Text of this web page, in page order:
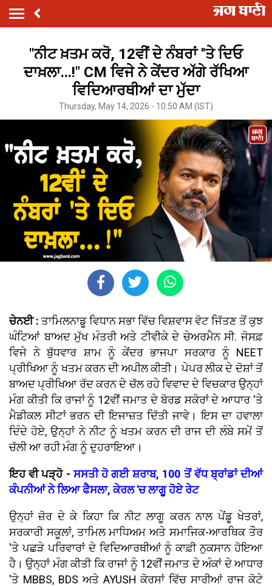
"ਨੀਟ ਖ਼ਤਮ ਕਰੋ, 12ਵੀਂ ਦੇ ਨੰਬਰਾਂ ''ਤੇ ਦਿਓ
ਦਾਖ਼ਲਾ...!" CM ਵਿਜੇ ਨੇ ਕੇਂਦਰ ਅੱਗੇ ਰੱਖਿਆ
ਵਿਦਿਆਰਥੀਆਂ ਦਾ ਮੁੱਦਾ
Thursday, May 14, 2026 - 10:50 AM (IST)
ਚੇਨਈ : ਤਾਮਿਲਨਾਡੂ ਵਿਧਾਨ ਸਭਾ ਵਿੱਚ ਵਿਸ਼ਵਾਸ ਵੋਟ ਜਿੱਤਣ ਤੋਂ ਕੁਝ
ਘੰਟਿਆਂ ਬਾਅਦ ਮੁੱਖ ਮੰਤਰੀ ਅਤੇ ਟੀਵੀਕੇ ਦੇ ਚੇਅਰਮੈਨ ਸੀ. ਜੋਸਫ਼
ਵਿਜੇ ਨੇ ਬੁੱਧਵਾਰ ਸ਼ਾਮ ਨੂੰ ਕੇਂਦਰ ਭਾਜਪਾ ਸਰਕਾਰ ਨੂੰ NEET
ਪ੍ਰੀਖਿਆ ਨੂੰ ਖਤਮ ਕਰਨ ਦੀ ਅਪੀਲ ਕੀਤੀ। ਪੇਪਰ ਲੀਕ ਦੇ ਦੋਸ਼ਾਂ ਤੋਂ
ਬਾਅਦ ਪ੍ਰੀਖਿਆ ਰੱਦ ਕਰਨ ਦੇ ਚੱਲ ਰਹੇ ਵਿਵਾਦ ਦੇ ਵਿਚਕਾਰ ਉਨ੍ਹਾਂ
ਮੰਗ ਕੀਤੀ ਕਿ ਰਾਜਾਂ ਨੂੰ 12ਵੀਂ ਜਮਾਤ ਦੇ ਬੋਰਡ ਸਕੋਰਾਂ ਦੇ ਆਧਾਰ 'ਤੇ
ਮੈਡੀਕਲ ਸੀਟਾਂ ਭਰਨ ਦੀ ਇਜਾਜ਼ਤ ਦਿੱਤੀ ਜਾਵੇ। ਇਸ ਦਾ ਹਵਾਲਾ
ਦਿੰਦੇ ਹੋਏ, ਉਨ੍ਹਾਂ ਨੇ ਨੀਟ ਨੂੰ ਖਤਮ ਕਰਨ ਦੀ ਰਾਜ ਦੀ ਲੰਬੇ ਸਮੇਂ ਤੋਂ
ਚੱਲੀ ਆ ਰਹੀ ਮੰਗ ਨੂੰ ਦੁਹਰਾਇਆ।
ਇਹ ਵੀ ਪੜ੍ਹੋ -ਸਸਤੀ ਹੋ ਗਈ ਸ਼ਰਾਬ, 100 ਤੋਂ ਵੱਧ ਬ੍ਰਾਂਡਾਂ ਦੀਆਂ
ਕੰਪਨੀਆਂ ਨੇ ਲਿਆ ਫੈਸਲਾ, ਕੇਰਲ 'ਚ ਲਾਗੂ ਹੋਏ ਰੇਟ
ਉਨ੍ਹਾਂ ਜ਼ੋਰ ਦੇ ਕੇ ਕਿਹਾ ਕਿ ਨੀਟ ਲਾਗੂ ਕਰਨ ਨਾਲ ਪੇਂਡੂ ਖੇਤਰਾਂ,
ਸਰਕਾਰੀ ਸਕੂਲਾਂ, ਤਾਮਿਲ ਮਾਧਿਅਮ ਅਤੇ ਸਮਾਜਿਕ-ਆਰਥਿਕ ਤੌਰ
'ਤੇ ਪਛੜੇ ਪਰਿਵਾਰਾਂ ਦੇ ਵਿਦਿਆਰਥੀਆਂ ਨੂੰ ਕਾਫ਼ੀ ਨੁਕਸਾਨ ਹੋਇਆ
ਹੈ। ਉਨ੍ਹਾਂ ਮੰਗ ਕੀਤੀ ਕਿ ਰਾਜਾਂ ਨੂੰ 12ਵੀਂ ਜਮਾਤ ਦੇ ਅੰਕਾਂ ਦੇ ਆਧਾਰ
'ਤੇ MBBS, BDS ਅਤੇ AYUSH ਕੋਰਸਾਂ ਵਿੱਚ ਸਾਰੀਆਂ ਰਾਜ ਕੋਟੇ